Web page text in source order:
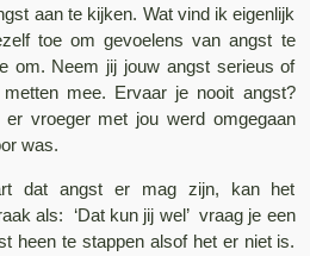
aan te kijken. Wat vind ik eigenlijk
toe om gevoelens van angst te
om. Neem jij jouw angst serieus of
mee. Ervaar je nooit angst?
vroeger met jou werd omgegaan
was.
dat angst er mag zijn, kan het
als: ‘Dat kun jij wel’ vraag je een
heen te stappen alsof het er niet is.